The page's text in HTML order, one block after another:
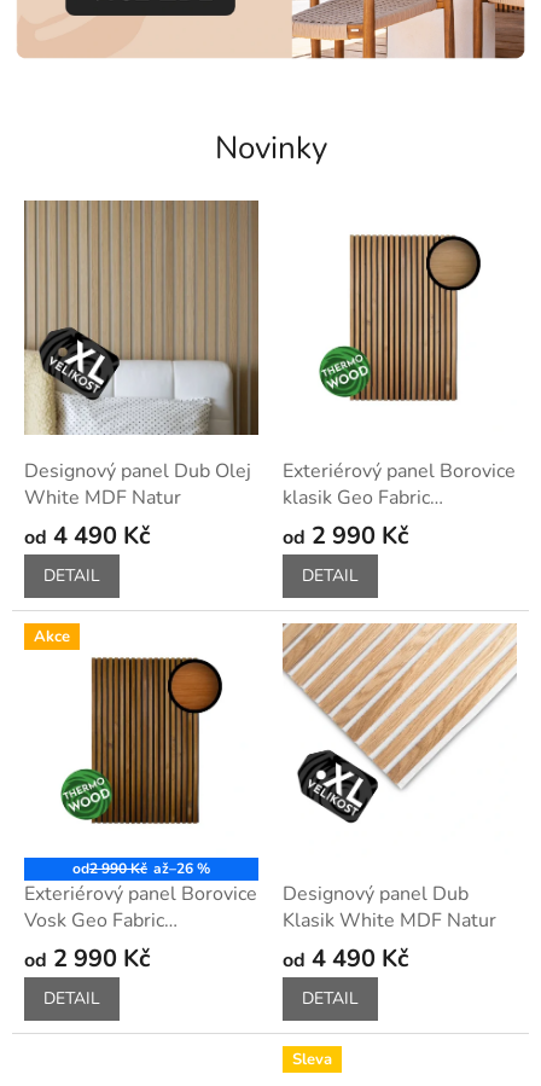
Novinky
Designový panel Dub Olej
White MDF Natur
od 4 490 Kč
DETAIL
Exteriérový panel Borovice
klasik Geo Fabric
ThermoWood
od 2 990 Kč
DETAIL
Akce
od2 990 Kč až–26 %
Exteriérový panel Borovice
Vosk Geo Fabric
ThermoWood
od 2 990 Kč
DETAIL
Designový panel Dub
Klasik White MDF Natur
od 4 490 Kč
DETAIL
Sleva